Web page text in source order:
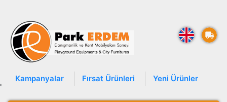
Kampanyalar Fırsat Ürünleri Yeni Ürünler
'